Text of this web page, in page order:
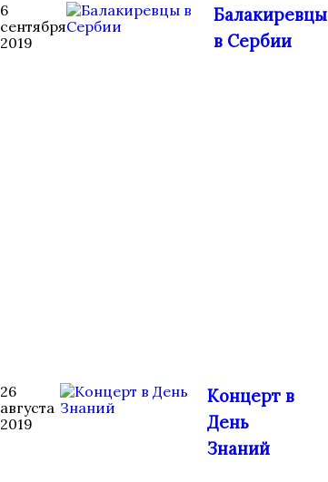
6
сентября
2019
Балакиревцы
в Сербии
26
августа
2019
Концерт в
День
Знаний